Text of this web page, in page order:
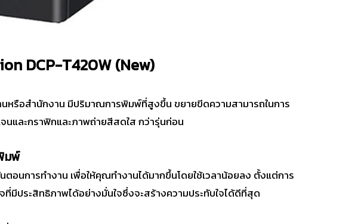
DCP-T420W (New)
หรือสำนักงาน มีปริมาณการพิมพ์ที่สูงขึ้น ขยายขีดความสามารถในการ
ละกราฟิกและภาพถ่ายสีสดใส กว่ารุ่นก่อน
มพ์
อนการทำงาน เพื่อให้คุณทำงานได้มากขึ้นโดยใช้เวลาน้อยลง ตั้งแต่การ
ประสิทธิภาพได้อย่างมั่นใจซึ่งจะสร้างความประทับใจได้ดีที่สุด